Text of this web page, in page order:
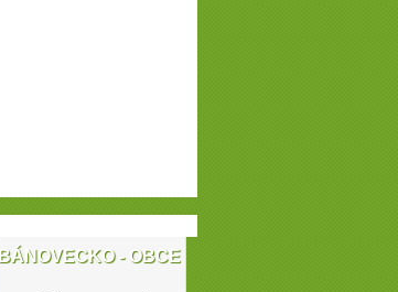
BÁNOVECKO - OBCE